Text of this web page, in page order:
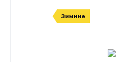
Зимние